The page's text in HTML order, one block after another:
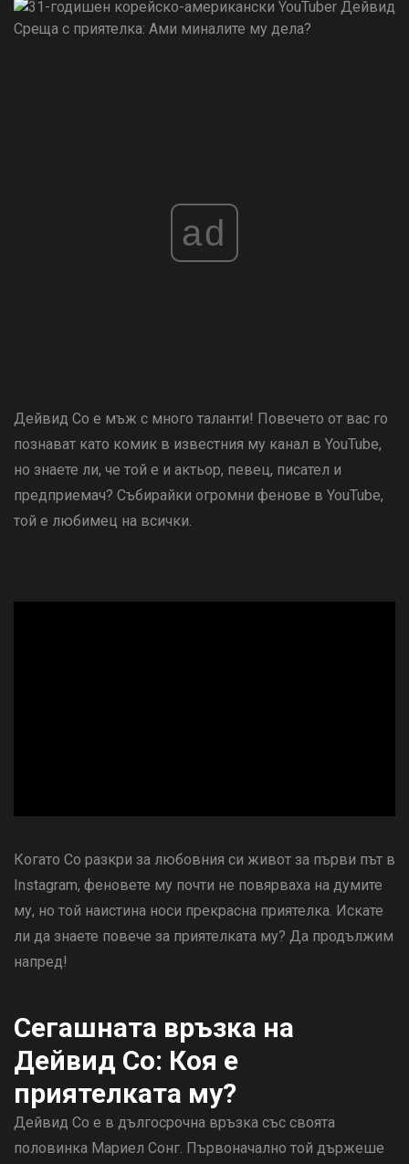
ad
Дейвид Со е мъж с много таланти! Повечето от вас го
познават като комик в известния му канал в YouTube,
но знаете ли, че той е и актьор, певец, писател и
предприемач? Събирайки огромни фенове в YouTube,
той е любимец на всички.
Когато Со разкри за любовния си живот за първи път в
Instagram, феновете му почти не повярваха на думите
му, но той наистина носи прекрасна приятелка. Искате
ли да знаете повече за приятелката му? Да продължим
напред!
Сегашната връзка на
Дейвид Со: Коя е
приятелката му?
Дейвид Со е в дългосрочна връзка със своята
половинка Мариел Сонг. Първоначално той държеше